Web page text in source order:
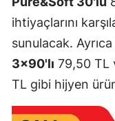
ihtiyaçlarını
sunulacak. Ayrıca
3×90'lı 79,50 TL
TL gibi hijyen